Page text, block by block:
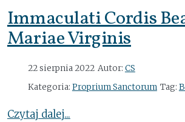
Immaculati Cordis
Mariae Virginis
22 sierpnia 2022 Autor: CS
Kategoria: Proprium Sanctorum Tag:
Czytaj dalej...